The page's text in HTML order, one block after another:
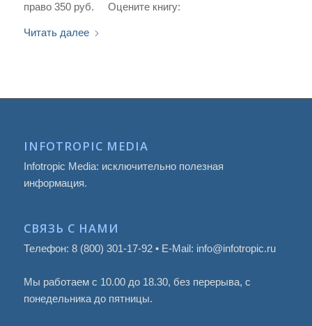
право 350 руб. Оцените книгу:
Читать далее
INFOTROPIC MEDIA
Infotropic Media: исключительно полезная
информация.
СВЯЗЬ С НАМИ
Телефон: 8 (800) 301-17-92 • E-Mail: info@infotropic.ru
Мы работаем с 10.00 до 18.30, без перерыва, с
понедельника до пятницы.